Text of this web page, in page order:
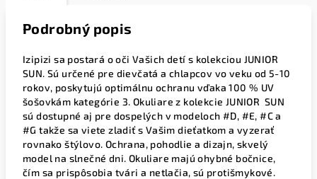
Podrobný popis
Izipizi sa postará o oči Vašich detí s kolekciou JUNIOR
SUN. Sú určené pre dievčatá a chlapcov vo veku od 5-10
rokov, poskytujú optimálnu ochranu vďaka 100 % UV
šošovkám kategórie 3. Okuliare z kolekcie JUNIOR SUN
sú dostupné aj pre dospelých v modeloch #D, #E, #C a
#G takže sa viete zladiť s Vašim dieťatkom a vyzerať
rovnako štýlovo. Ochrana, pohodlie a dizajn, skvelý
model na slnečné dni. Okuliare majú ohybné bočnice,
čím sa prispôsobia tvári a netlačia, sú protišmykové.